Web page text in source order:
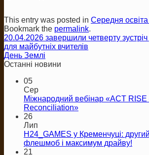
This entry was posted in Середня освіта
Bookmark the permalink.
20.04.2026 завершили четверту
для майбутніх вчителів
День Землі
Останні новини
05
Сер
Міжнародний вебінар «ACT
Reconciliation»
26
Лип
H24_GAMES у Кременчуці:
флешмоб і максимум драйву!
21